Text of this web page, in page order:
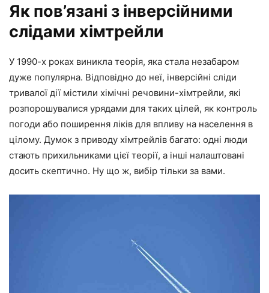
Як пов’язані з інверсійними
слідами хімтрейли
У 1990-х роках виникла теорія, яка стала незабаром
дуже популярна. Відповідно до неї, інверсійні сліди
тривалої дії містили хімічні речовини-хімтрейли, які
розпорошувалися урядами для таких цілей, як контроль
погоди або поширення ліків для впливу на населення в
цілому. Думок з приводу хімтрейлів багато: одні люди
стають прихильниками цієї теорії, а інші налаштовані
досить скептично. Ну що ж, вибір тільки за вами.